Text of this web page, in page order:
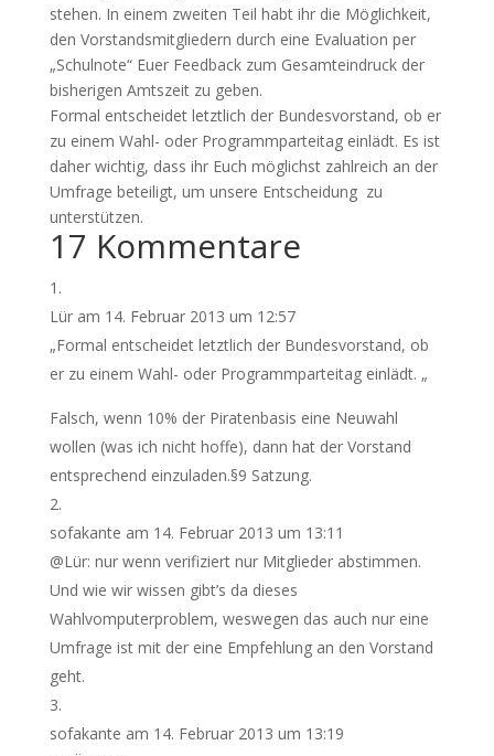
stehen. In einem zweiten Teil habt ihr die Möglichkeit,
den Vorstandsmitgliedern durch eine Evaluation per
„Schulnote“ Euer Feedback zum Gesamteindruck der
bisherigen Amtszeit zu geben.
Formal entscheidet letztlich der Bundesvorstand, ob er
zu einem Wahl- oder Programmparteitag einlädt. Es ist
daher wichtig, dass ihr Euch möglichst zahlreich an der
Umfrage beteiligt, um unsere Entscheidung zu
unterstützen.
17 Kommentare
Lür am 14. Februar 2013 um 12:57
„Formal entscheidet letztlich der Bundesvorstand, ob
er zu einem Wahl- oder Programmparteitag einlädt. „
Falsch, wenn 10% der Piratenbasis eine Neuwahl
wollen (was ich nicht hoffe), dann hat der Vorstand
entsprechend einzuladen.§9 Satzung.
sofakante am 14. Februar 2013 um 13:11
@Lür: nur wenn verifiziert nur Mitglieder abstimmen.
Und wie wir wissen gibt’s da dieses
Wahlvomputerproblem, weswegen das auch nur eine
Umfrage ist mit der eine Empfehlung an den Vorstand
geht.
sofakante am 14. Februar 2013 um 13:19